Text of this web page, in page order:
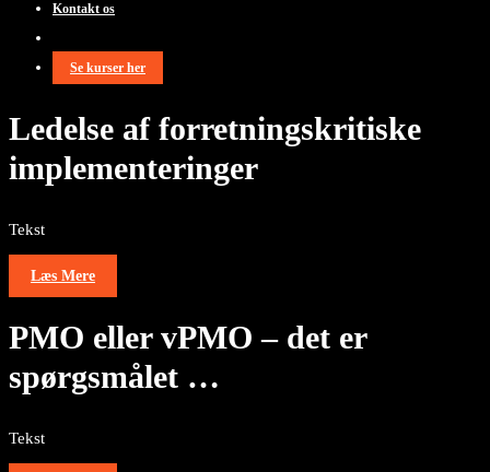
Kontakt os
Se kurser her
Ledelse af forretningskritiske
implementeringer
Tekst
Læs Mere
PMO eller vPMO – det er
spørgsmålet …
Tekst